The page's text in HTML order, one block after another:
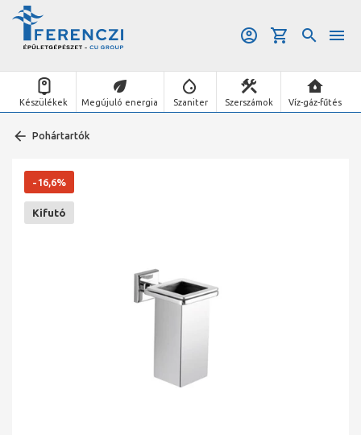
Készülékek Megújuló energia Szaniter Szerszámok Víz-gáz-fűtés
Pohártartók
-16,6%
Kifutó